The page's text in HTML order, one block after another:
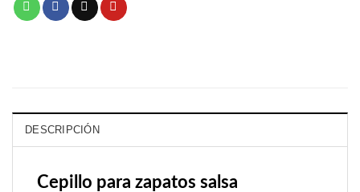
DESCRIPCIÓN
Cepillo para zapatos salsa